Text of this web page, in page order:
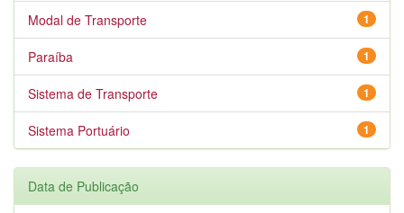
1
Modal de Transporte
1
Paraíba
1
Sistema de Transporte
1
Sistema Portuário
Data de Publicação